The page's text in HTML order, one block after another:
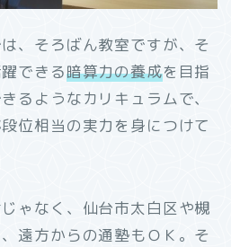
、そろばん教室ですが、そ
できる暗算力の養成を目指
るようなカリキュラムで、
位相当の実力を身につけて
ゃなく、仙台市太白区や槻
遠方からの通塾もＯＫ。そ